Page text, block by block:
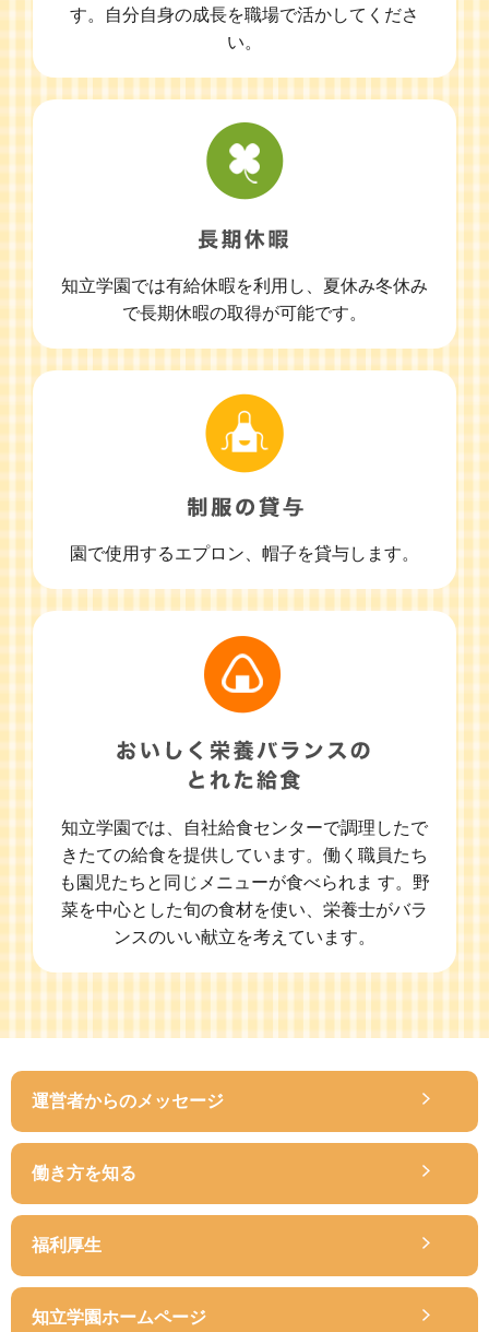
す。自分自身の成長を職場で活かしてくださ
い。
知立学園では有給休暇を利用し、夏休み冬休み
で長期休暇の取得が可能です。
園で使用するエプロン、帽子を貸与します。
知立学園では、自社給食センターで調理したで
きたての給食を提供しています。働く職員たち
も園児たちと同じメニューが食べられま す。野
菜を中心とした旬の食材を使い、栄養士がバラ
ンスのいい献立を考えています。
運営者からのメッセージ
働き方を知る
福利厚生
知立学園ホームページ